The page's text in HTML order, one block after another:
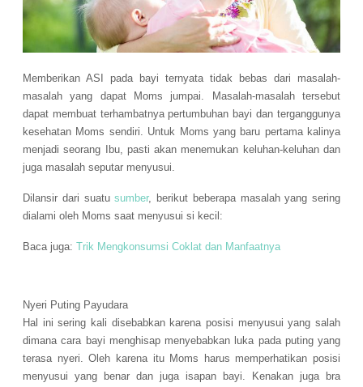
Memberikan ASI pada bayi ternyata tidak bebas dari masalah-
masalah yang dapat Moms jumpai. Masalah-masalah tersebut
dapat membuat terhambatnya pertumbuhan bayi dan terganggunya
kesehatan Moms sendiri. Untuk Moms yang baru pertama kalinya
menjadi seorang Ibu, pasti akan menemukan keluhan-keluhan dan
juga masalah seputar menyusui.
Dilansir dari suatusumber, berikut beberapa masalah yang sering
dialami oleh Moms saat menyusui si kecil:
Baca juga: Trik Mengkonsumsi Coklat dan Manfaatnya
Nyeri Puting Payudara
Hal ini sering kali disebabkan karena posisi menyusui yang salah
dimana cara bayi menghisap menyebabkan luka pada puting yang
terasa nyeri. Oleh karena itu Moms harus memperhatikan posisi
menyusui yang benar dan juga isapan bayi. Kenakan juga bra